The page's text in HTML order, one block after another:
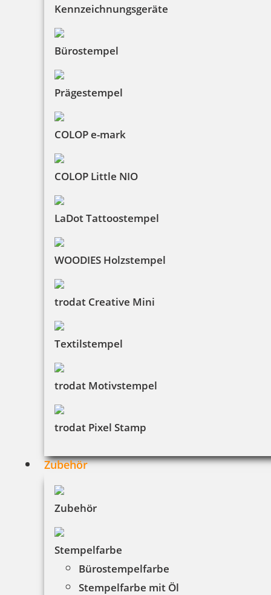
Kennzeichnungsgeräte
Bürostempel
Prägestempel
COLOP e-mark
COLOP Little NIO
LaDot Tattoostempel
WOODIES Holzstempel
trodat Creative Mini
Textilstempel
trodat Motivstempel
trodat Pixel Stamp
Zubehör
Zubehör
Stempelfarbe
Bürostempelfarbe
Stempelfarbe mit Öl